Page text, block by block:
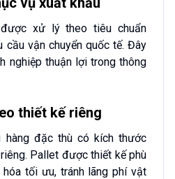
xử lý theo tiêu chuẩn
cầu vận chuyển quốc tế. Đây
nghiệp thuận lợi trong thông
thiết kế riêng
hàng đặc thù có kích thước
Pallet được thiết kế phù
tối ưu, tránh lãng phí vật